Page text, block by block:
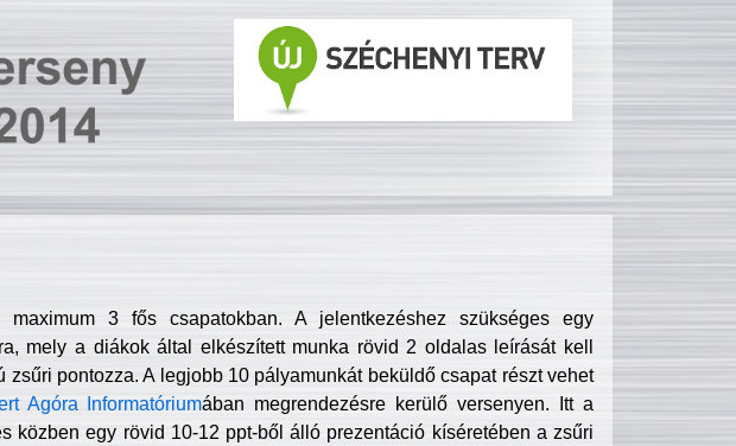
3 fős csapatokban. A jelentkezéshez szükséges egy
mely a diákok által elkészített munka rövid 2 oldalas leírását kell
pontozza. A legjobb 10 pályamunkát beküldő csapat részt vehet
Agóra Informatóriumában megrendezésre kerülő versenyen. Itt a
közben egy rövid 10-12 ppt-ből álló prezentáció kíséretében a zsűri